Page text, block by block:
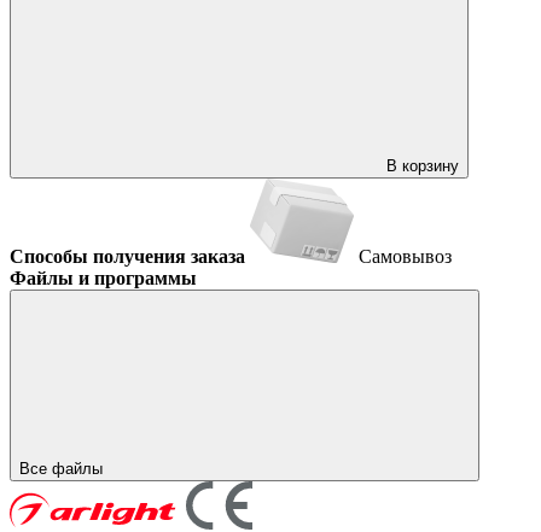
В корзину
Способы получения заказа
Самовывоз
Файлы и программы
Все файлы